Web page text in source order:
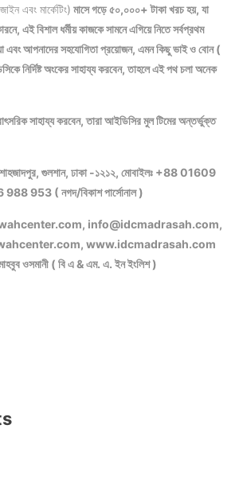
এবং মার্কেটিং) মাসে গড়ে ৫০,০০০+ টাকা খরচ হয়, যা
এই বিশাল ধর্মীয় কাজকে সামনে এগিয়ে নিতে সর্বপ্রথম
এবং আপনাদের সহযোগিতা প্রয়োজন, এমন কিছু ভাই ও বোন (
নির্দিষ্ট অংকের সাহায্য করবেন, তাহলে এই পথ চলা অনেক
সাহায্য করবেন, তারা আইডিসির মুল টিমের অন্তর্ভুক্ত
শাহজাদপুর, গুলশান, ঢাকা -১২১২, মোবাইলঃ +88 01609
953 ( নগদ/বিকাশ পার্সোনাল )
info@idcmadrasah.com,
www.idcmadrasah.com
মাহবুব ওসমানী ( বি এ & এম. এ. ইন ইংলিশ )